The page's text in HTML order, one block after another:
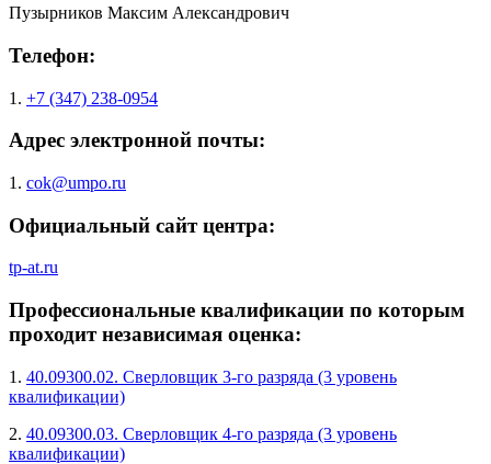
Пузырников Максим Александрович
Телефон:
1. +7 (347) 238-0954
Адрес электронной почты:
1. cok@umpo.ru
Официальный сайт центра:
tp-at.ru
Профессиональные квалификации по которым
проходит независимая оценка:
1. 40.09300.02. Сверловщик 3-го разряда (3 уровень
квалификации)
2. 40.09300.03. Сверловщик 4-го разряда (3 уровень
квалификации)